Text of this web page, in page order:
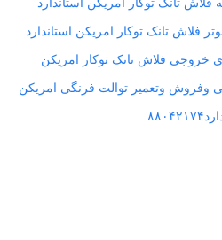
تانک توکار امریکن استاندارد
فلاش تانک توکار امریکن استاندارد
خروجی فلاش تانک توکار امریکن
وفروش وتعمیر توالت فرنگی امریکن